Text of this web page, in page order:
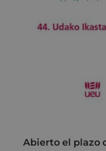
Abierto el plazo